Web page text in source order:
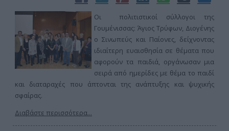
Οι πολιτιστικοί σύλλογοι της
Γουμένισσας: Άγιος Τρύφων, Διογένης
ο Σινωπεύς και Παίονες, δείχνοντας
ιδιαίτερη ευαισθησία σε θέματα που
αφορούν τα παιδιά, οργάνωσαν μια
σειρά από ημερίδες με θέμα το παιδί
και διαταραχές που άπτονται της ανάπτυξης και ψυχικής
σφαίρας.
Διαβάστε περισσότερα...